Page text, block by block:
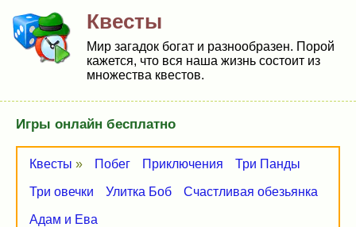
Квесты
Мир загадок богат и разнообразен. Порой
кажется, что вся наша жизнь состоит из
множества квестов.
Игры онлайн бесплатно
Квесты » Побег Приключения Три Панды
Три овечки Улитка Боб Счастливая обезьянка
Адам и Ева